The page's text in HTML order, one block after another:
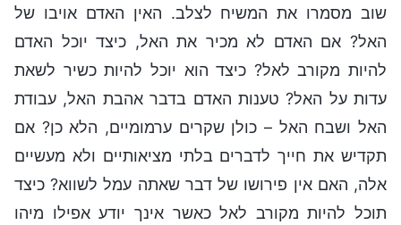
שוב מסמרו את המשיח לצלב. האין האדם אויבו של
האל? אם האדם לא מכיר את האל, כיצד יוכל האדם
להיות מקורב לאל? כיצד הוא יוכל להיות כשיר לשאת
עדות על האל? טענות האדם בדבר אהבת האל, עבודת
האל ושבח האל – כולן שקרים ערמומיים, הלא כן? אם
תקדיש את חייך לדברים בלתי מציאותיים ולא מעשיים
אלה, האם אין פירושו של דבר שאתה עמל לשווא? כיצד
תוכל להיות מקורב לאל כאשר אינך יודע אפילו מיהו